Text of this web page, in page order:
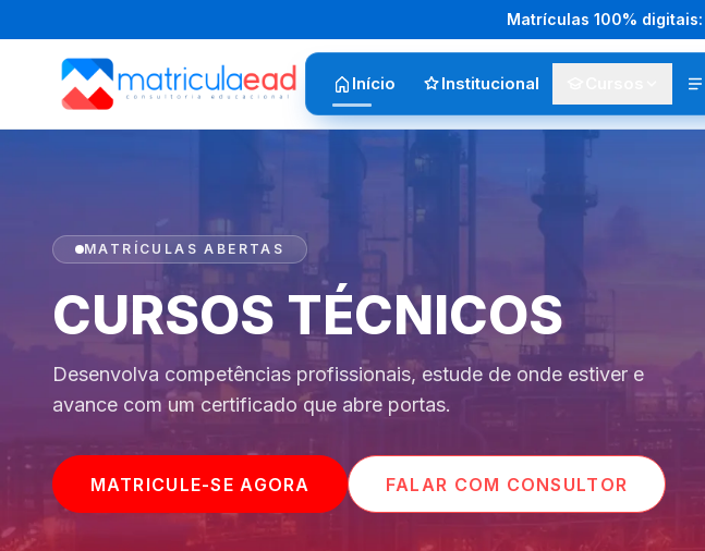
Matrículas 100% digitais:
Início Institucional
MATRÍCULAS ABERTAS
CURSOS TÉCNICOS
Desenvolva competências profissionais, estude de onde estiver e
avance com um certificado que abre portas.
MATRICULE-SE AGORA FALAR COM CONSULTOR